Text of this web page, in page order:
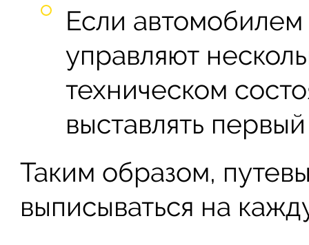
Если
управляют
техническом
выставлять
Таким образом,
выписываться на